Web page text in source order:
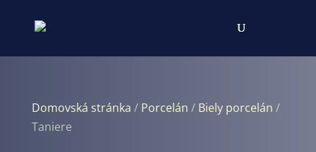
Domovská stránka / Porcelán / Biely porcelán /
Taniere